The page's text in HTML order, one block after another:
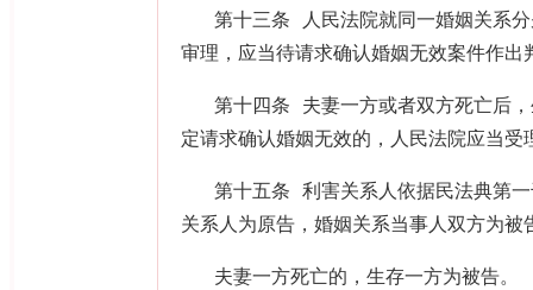
第十三条 人民法院就同一婚姻关系
审理，应当待请求确认婚姻无效案件作出
第十四条 夫妻一方或者双方死亡后
定请求确认婚姻无效的，人民法院应当受
第十五条 利害关系人依据民法典第
关系人为原告，婚姻关系当事人双方为被
夫妻一方死亡的，生存一方为被告。